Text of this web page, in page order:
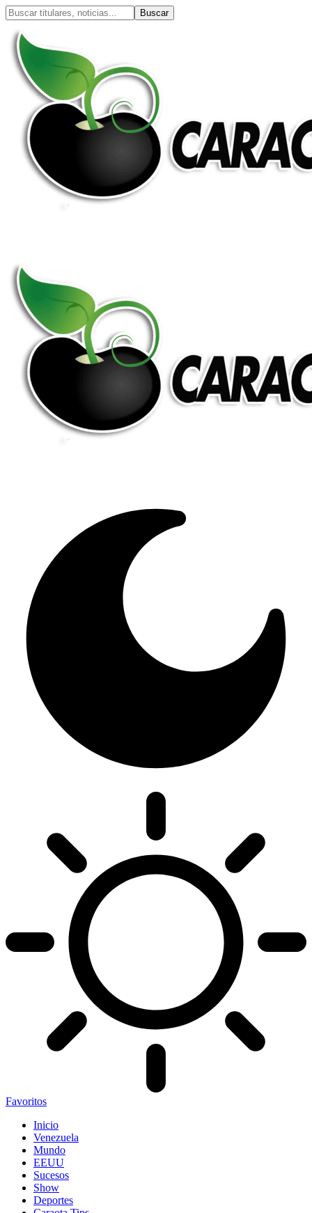
Favoritos
Inicio
Venezuela
Mundo
EEUU
Sucesos
Show
Deportes